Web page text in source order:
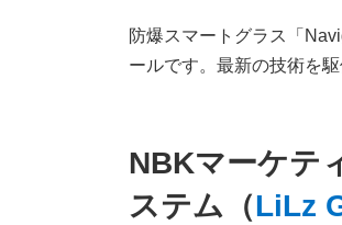
防爆スマートグラス「
ールです。最新の技術を
NBKマーケテ
ステム（LiLz